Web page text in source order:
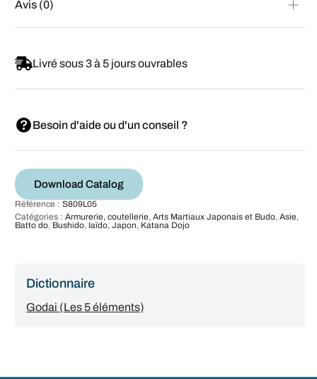
Avis (0)
Livré sous 3 à 5 jours ouvrables
Besoin d'aide ou d'un conseil ?
Download Catalog
Référence : S809L05
Catégories : Armurerie, coutellerie, Arts Martiaux Japonais et Budo, Asie,
Batto do, Bushido, Iaïdo, Japon, Katana Dojo
Dictionnaire
Godai (Les 5 éléments)